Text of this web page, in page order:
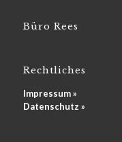
Büro Rees
Rechtliches
Impressum »
Datenschutz »